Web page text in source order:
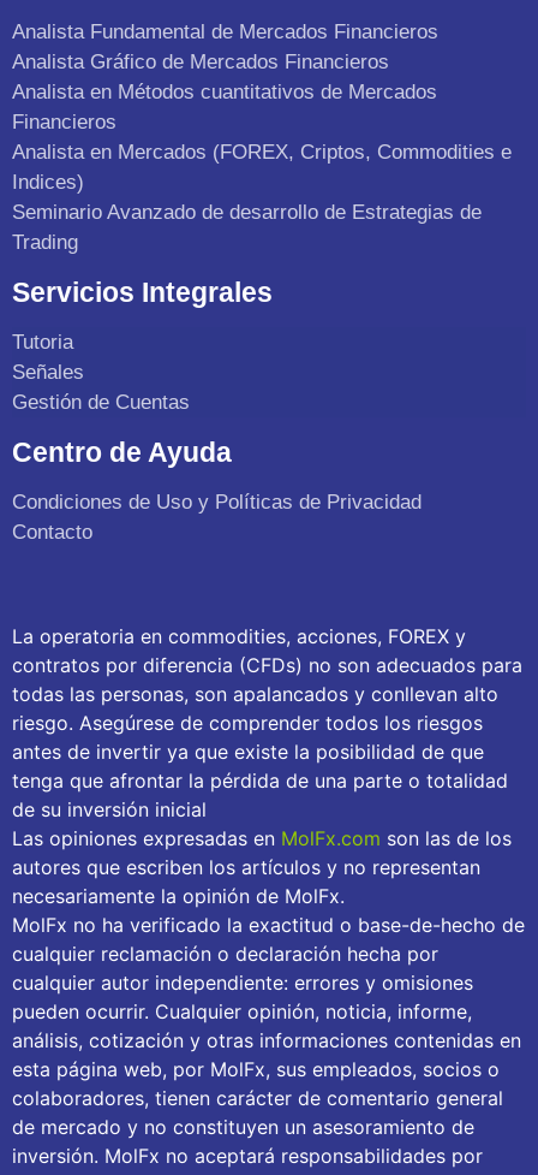
Analista Fundamental de Mercados Financieros
Analista Gráfico de Mercados Financieros
Analista en Métodos cuantitativos de Mercados
Financieros
Analista en Mercados (FOREX, Criptos, Commodities e
Indices)
Seminario Avanzado de desarrollo de Estrategias de
Trading
Servicios Integrales
Tutoria
Señales
Gestión de Cuentas
Centro de Ayuda
Condiciones de Uso y Políticas de Privacidad
Contacto
La operatoria en commodities, acciones, FOREX y
contratos por diferencia (CFDs) no son adecuados para
todas las personas, son apalancados y conllevan alto
riesgo. Asegúrese de comprender todos los riesgos
antes de invertir ya que existe la posibilidad de que
tenga que afrontar la pérdida de una parte o totalidad
de su inversión inicial
Las opiniones expresadas en MolFx.com son las de los
autores que escriben los artículos y no representan
necesariamente la opinión de MolFx.
MolFx no ha verificado la exactitud o base-de-hecho de
cualquier reclamación o declaración hecha por
cualquier autor independiente: errores y omisiones
pueden ocurrir. Cualquier opinión, noticia, informe,
análisis, cotización y otras informaciones contenidas en
esta página web, por MolFx, sus empleados, socios o
colaboradores, tienen carácter de comentario general
de mercado y no constituyen un asesoramiento de
inversión. MolFx no aceptará responsabilidades por